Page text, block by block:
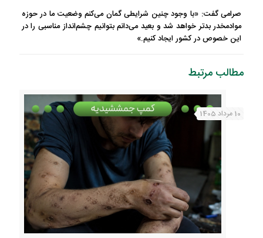
صرامی گفت: «با وجود چنین شرایطی گمان می‌کنم وضعیت ما در حوزه
موادمخدر بدتر خواهد شد و بعید می‌دانم بتوانیم چشم‌انداز مناسبی را در
این خصوص در کشور ایجاد کنیم.»
مطالب مرتبط
10 مرداد 1405